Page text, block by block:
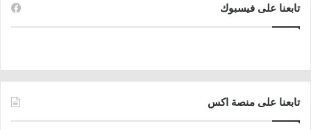
تابعنا على فيسبوك
تابعنا على منصة اكس